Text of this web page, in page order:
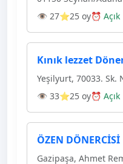
👁 27⭐25 oy⏰ Açık
Kınık lezzet
Yeşilyurt, 70033. Sk.
👁 33⭐25 oy⏰ Açık
ÖZEN DÖNERCİSİ
Gazipaşa, Ahmet